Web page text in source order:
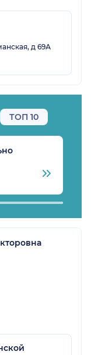
д 69А
ТОП 10